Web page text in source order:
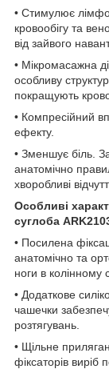
• Стимулює
кровообігу та
від зайвого
• Мікромасажна
особливу
покращують
• Компресійний
ефекту.
• Зменшує біль.
анатомічно
хворобливі
Особливі
суглоба
• Посилена
анатомічно та
ноги в колінному
• Додаткове
чашечки
розтягувань.
• Щільне
фіксаторів виріб